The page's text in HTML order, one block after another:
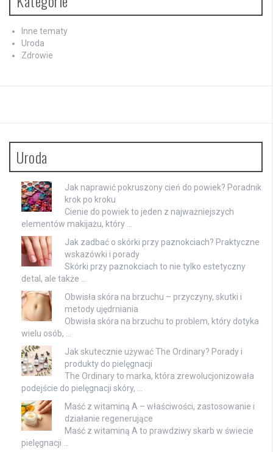
Inne tematy
Uroda
Zdrowie
Uroda
Jak naprawić pokruszony cień do powiek? Poradnik
krok po kroku
Cienie do powiek to jeden z najważniejszych
elementów makijażu, który …
Jak zadbać o skórki przy paznokciach? Praktyczne
wskazówki i porady
Skórki przy paznokciach to nie tylko estetyczny
detal, ale także …
Obwisła skóra na brzuchu – przyczyny, skutki i
metody ujędrniania
Obwisła skóra na brzuchu to problem, który dotyka
wielu osób, …
Jak skutecznie używać The Ordinary? Porady i
produkty do pielęgnacji
The Ordinary to marka, która zrewolucjonizowała
podejście do pielęgnacji skóry, …
Maść z witaminą A – właściwości, zastosowanie i
działanie regenerujące
Maść z witaminą A to prawdziwy skarb w świecie
pielęgnacji …